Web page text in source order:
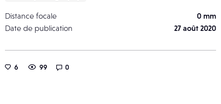
Distance focale
0 mm
Date de publication
27 août 2020
6 99 0